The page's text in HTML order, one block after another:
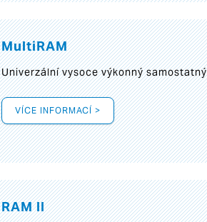
MultiRAM
Univerzální vysoce výkonný
VÍCE INFORMACÍ >
RAM II